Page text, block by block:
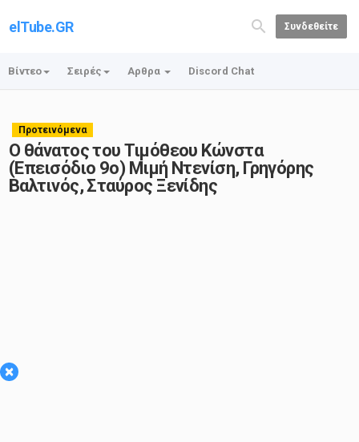
elTube.GR Συνδεθείτε
Βίντεο Σειρές Αρθρα Discord Chat
Προτεινόμενα
Ο θάνατος του Τιμόθεου Κώνστα
(Επεισόδιο 9ο) Μιμή Ντενίση, Γρηγόρης
Βαλτινός, Σταύρος Ξενίδης
×